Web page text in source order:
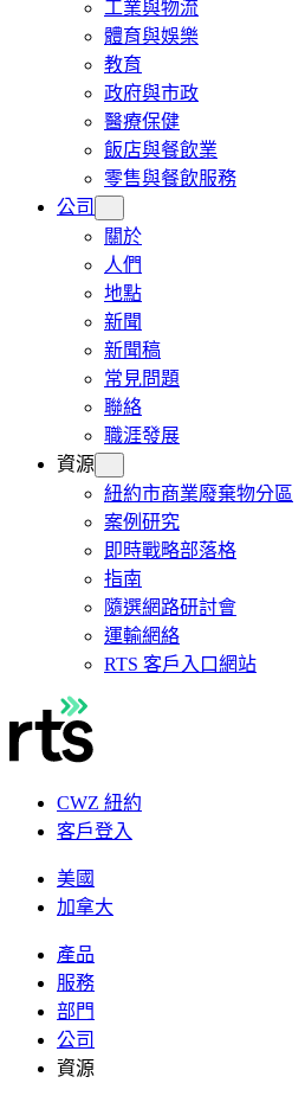
工業與物流
體育與娛樂
教育
政府與市政
醫療保健
飯店與餐飲業
零售與餐飲服務
公司
關於
人們
地點
新聞
新聞稿
常見問題
聯絡
職涯發展
資源
紐約市商業廢棄物分區
案例研究
即時戰略部落格
指南
隨選網路研討會
運輸網絡
RTS 客戶入口網站
CWZ 紐約
客戶登入
美國
加拿大
產品
服務
部門
公司
資源